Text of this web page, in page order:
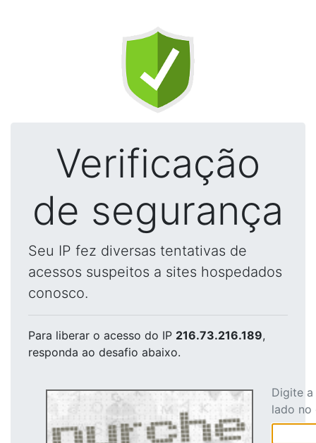
Verificação
de segurança
Seu IP fez diversas tentativas de
acessos suspeitos a sites hospedados
conosco.
Para liberar o acesso do IP 216.73.216.189,
responda ao desafio abaixo.
Digite
lado no